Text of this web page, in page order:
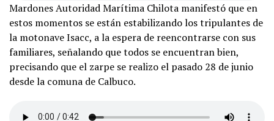
Mardones Autoridad Marítima Chilota manifestó que en
estos momentos se están estabilizando los tripulantes de
la motonave Isacc, a la espera de reencontrarse con sus
familiares, señalando que todos se encuentran bien,
precisando que el zarpe se realizo el pasado 28 de junio
desde la comuna de Calbuco.